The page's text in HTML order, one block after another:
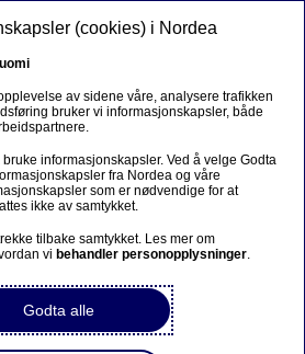
–
ESG
(cookies) i Nordea
av sidene våre, analysere trafikken
bruker vi informasjonskapsler, både
informasjonskapsler. Ved å velge Godta
fra Nordea og våre
som er nødvendige for at
ikke av samtykket.
tilbake samtykket. Les mer om
vi behandler personopplysninger.
Godta alle